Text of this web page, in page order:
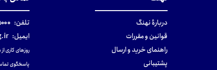
دربارهٔ نهنگ
قوانین و مقررات
راهنمای خرید و ارسال
پشتیبانی
تلفن:
ایمیل:
روزهای کاری از ساعت ۹
پاسخگوی